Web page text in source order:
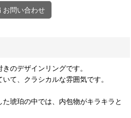
お問い合わせ
のデザインリングです。
て、クラシカルな雰囲気です。
琥珀の中では、内包物がキラキラと